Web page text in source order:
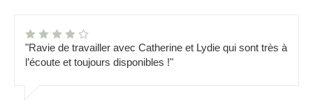
"Ravie de travailler avec Catherine et Lydie qui sont très à
l’écoute et toujours disponibles !"